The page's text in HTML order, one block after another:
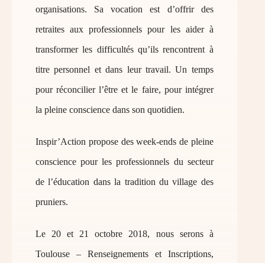
organisations. Sa vocation est d’offrir des
retraites aux professionnels pour les aider à
transformer les difficultés qu’ils rencontrent à
titre personnel et dans leur travail. Un temps
pour réconcilier l’être et le faire, pour intégrer
la pleine conscience dans son quotidien.
Inspir’Action propose des week-ends de pleine
conscience pour les professionnels du secteur
de l’éducation dans la tradition du village des
pruniers.
Le 20 et 21 octobre 2018, nous serons à
Toulouse – Renseignements et Inscriptions,